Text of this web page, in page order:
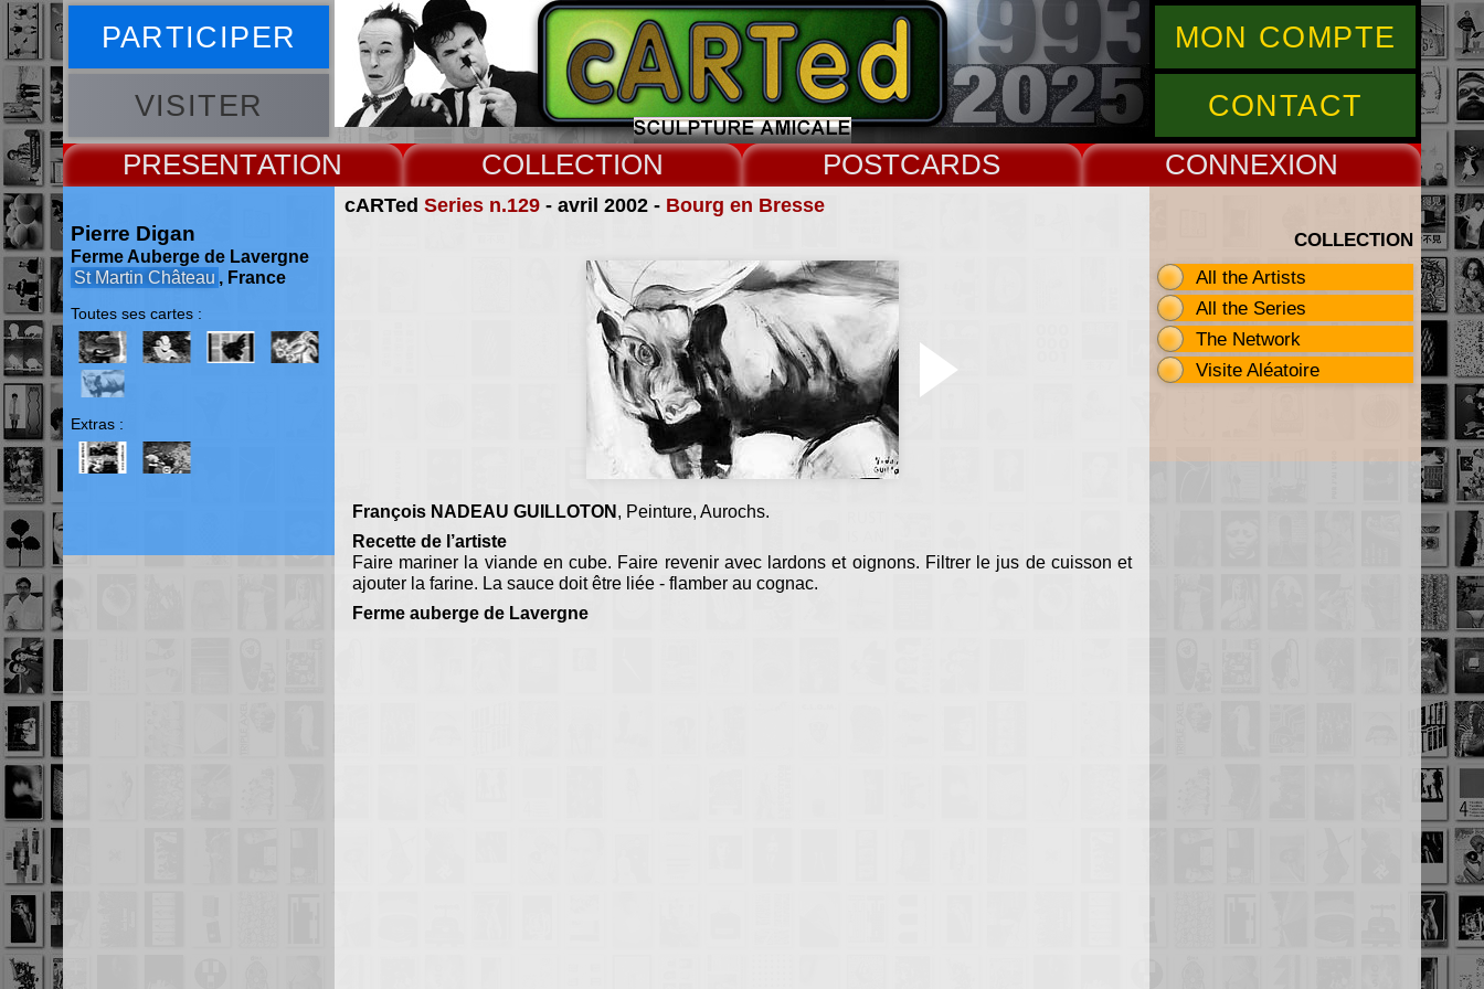
PARTICIPER
VISITER
MON COMPTE
CONTACT
PRESENT COLLECT CARDS CONNEX
cARTed Series n.129- avril 2002 - Bourg en Bresse
François NADEAU GUILLOTON , Peinture, Aurochs.
Recette de l’artiste
Faire mariner la viande en cube. Faire revenir avec lardons et oignons. Filtrer le jus de cuisson et
ajouter la farine. La sauce doit être liée - flamber au cognac.
Ferme auberge de Lavergne
Pierre Digan
Ferme Auberge de Lavergne
St Martin Château , France
Toutes ses cartes :
Extras :
COLLECTION
All the Artists
All the Series
The Network
Visite Aléatoire